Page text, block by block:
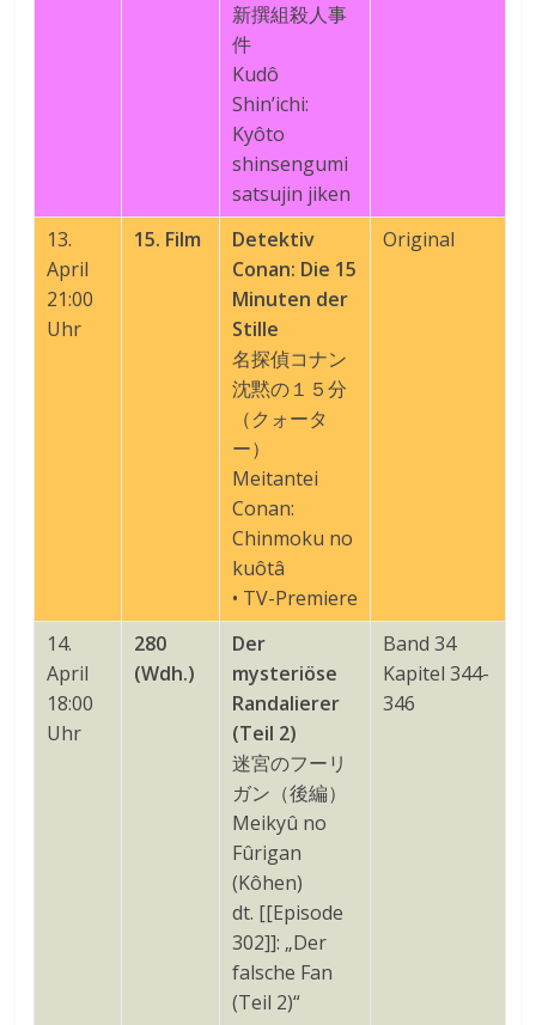
新撰組殺人事
件
Kudô
Shin’ichi:
Kyôto
shinsengumi
satsujin jiken
13.
April
21:00
Uhr
15. Film
Detektiv
Conan: Die 15
Minuten der
Stille
名探偵コナン
沈黙の１５分
（クォータ
ー）
Meitantei
Conan:
Chinmoku no
kuôtâ
• TV-Premiere
Original
14.
April
18:00
Uhr
280
(Wdh.)
Der
mysteriöse
Randalierer
(Teil 2)
迷宮のフーリ
ガン（後編）
Meikyû no
Fûrigan
(Kôhen)
dt. [[Episode
302]]: „Der
falsche Fan
(Teil 2)“
Band 34
Kapitel 344-
346